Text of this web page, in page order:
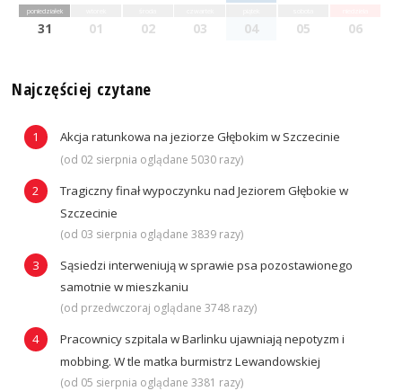
poniedziałek
31 01 02 03 04 05 06
Najczęściej czytane
Akcja ratunkowa na jeziorze Głębokim w Szczecinie
(od 02 sierpnia oglądane 5030 razy)
Tragiczny finał wypoczynku nad Jeziorem Głębokie w
Szczecinie
(od 03 sierpnia oglądane 3839 razy)
Sąsiedzi interweniują w sprawie psa pozostawionego
samotnie w mieszkaniu
(od przedwczoraj oglądane 3748 razy)
Pracownicy szpitala w Barlinku ujawniają nepotyzm i
mobbing. W tle matka burmistrz Lewandowskiej
(od 05 sierpnia oglądane 3381 razy)